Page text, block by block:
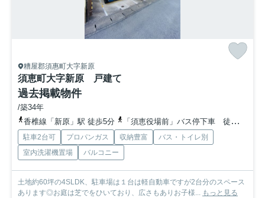
糟屋郡須惠町大字新原
須恵町大字新原 戸建て
過去掲載物件
/築34年
香椎線「新原」駅 徒歩5分
「須恵役場前」バス停下車 徒歩11分
駐車2台可 プロパンガス 収納豊富
バス・トイレ別
室内洗濯機置場
バルコニー
土地約60坪の4SLDK、駐車場は１台は軽自動車ですが2台分のスペース
あります◎お庭は芝でをひいており、広さもありお子様... もっと見る